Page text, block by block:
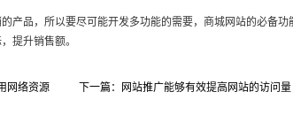
品，所以要尽可能开发多功能的需要，商城网站的必备功
提升销售额。
网络资源 下一篇：网站推广能够有效提高网站的访问量